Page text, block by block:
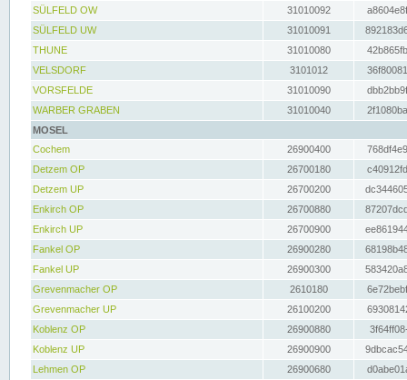
SÜLFELD OW
31010092
SÜLFELD UW
31010091
THUNE
31010080
VELSDORF
3101012
VORSFELDE
31010090
WARBER GRABEN
31010040
MOSEL
Cochem
26900400
Detzem OP
26700180
Detzem UP
26700200
Enkirch OP
26700880
Enkirch UP
26700900
Fankel OP
26900280
Fankel UP
26900300
Grevenmacher OP
2610180
Grevenmacher UP
26100200
Koblenz OP
26900880
Koblenz UP
26900900
Lehmen OP
26900680